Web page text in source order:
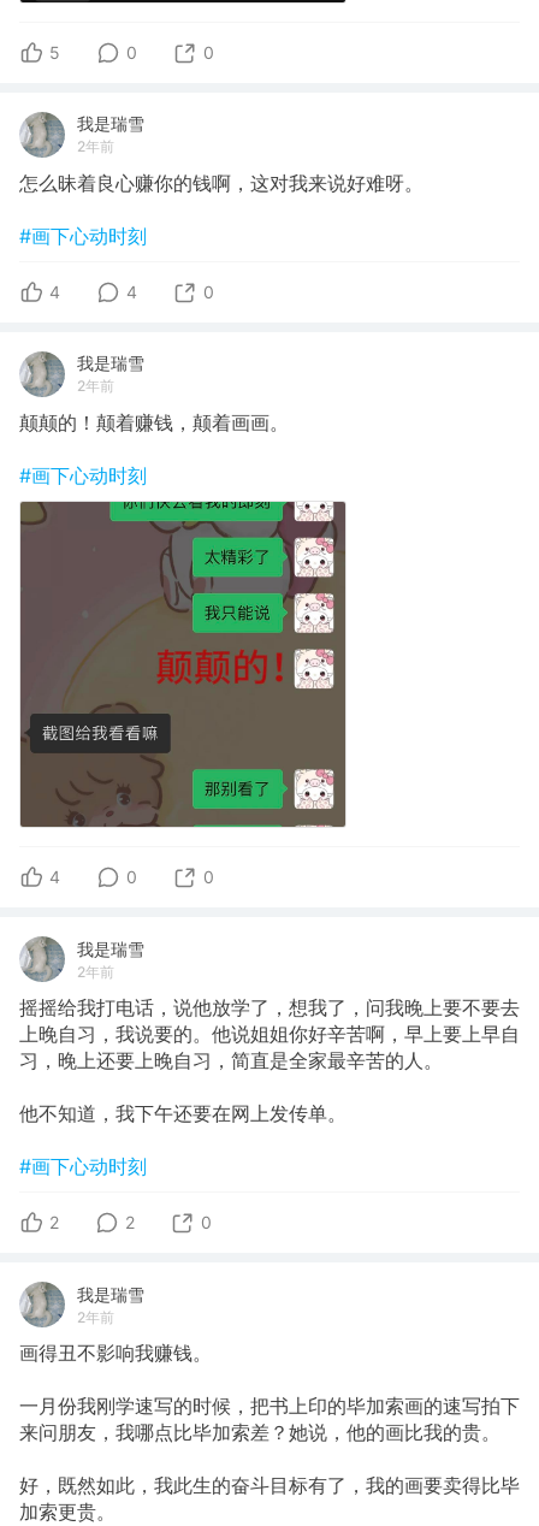
5 0 0
我是瑞雪
2年前
怎么昧着良心赚你的钱啊，这对我来说好难呀。
#画下心动时刻
4 4 0
我是瑞雪
2年前
颠颠的！颠着赚钱，颠着画画。
#画下心动时刻
4 0 0
我是瑞雪
2年前
摇摇给我打电话，说他放学了，想我了，问我晚上要不要去
上晚自习，我说要的。他说姐姐你好辛苦啊，早上要上早自
习，晚上还要上晚自习，简直是全家最辛苦的人。
他不知道，我下午还要在网上发传单。
#画下心动时刻
2 2 0
我是瑞雪
2年前
画得丑不影响我赚钱。
一月份我刚学速写的时候，把书上印的毕加索画的速写拍下
来问朋友，我哪点比毕加索差？她说，他的画比我的贵。
好，既然如此，我此生的奋斗目标有了，我的画要卖得比毕
加索更贵。